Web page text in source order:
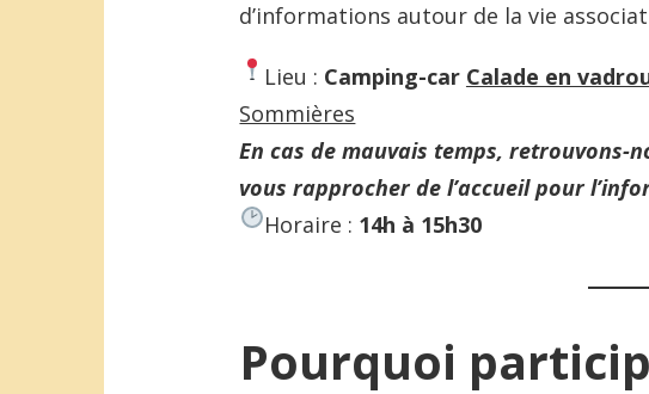
d’informations autour de la vie
Lieu : Camping-car Calade en
Sommières
En cas de mauvais temps, retrouvons-
vous rapprocher de l’accueil pour
Horaire : 14h à 15h30
Pourquoi